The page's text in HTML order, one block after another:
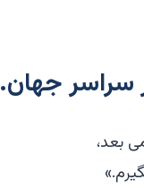
سراسر جهان.
رسید. کمی بعد،